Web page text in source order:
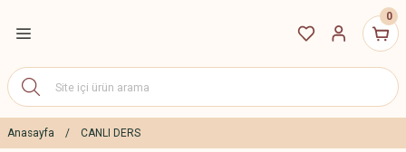
0
Anasayfa CANLI DERS
DGS 2027 Eğitim
Paketleri